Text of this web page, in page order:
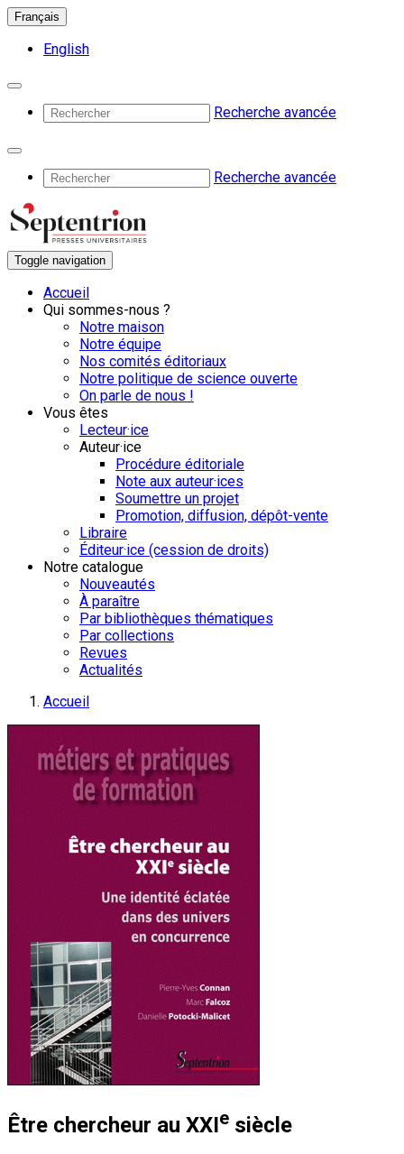
Français
English
Recherche avancée
Recherche avancée
Toggle navigation
Accueil
Qui sommes-nous ?
Notre maison
Notre équipe
Nos comités éditoriaux
Notre politique de science ouverte
On parle de nous !
Vous êtes
Lecteur·ice
Auteur·ice
Procédure éditoriale
Note aux auteur·ices
Soumettre un projet
Promotion, diffusion, dépôt-vente
Libraire
Éditeur·ice (cession de droits)
Notre catalogue
Nouveautés
À paraître
Par bibliothèques thématiques
Par collections
Revues
Actualités
Accueil
Être chercheur au XXIe siècle